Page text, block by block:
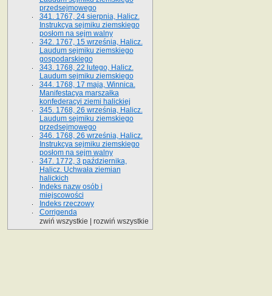
przedsejmowego
341. 1767, 24 sierpnia, Halicz.
Instrukcya sejmiku ziemskiego
posłom na sejm walny
342. 1767, 15 września, Halicz.
Laudum sejmiku ziemskiego
gospodarskiego
343. 1768, 22 lutego, Halicz.
Laudum sejmiku ziemskiego
344. 1768, 17 maja, Winnica.
Manifestacya marszałka
konfederacyi ziemi halickiej
345. 1768, 26 września, Halicz.
Laudum sejmiku ziemskiego
przedsejmowego
346. 1768, 26 września, Halicz.
Instrukcya sejmiku ziemskiego
posłom na sejm walny
347. 1772, 3 października,
Halicz. Uchwała ziemian
halickich
Indeks nazw osób i
miejscowości
Indeks rzeczowy
Corrigenda
zwiń wszystkie
rozwiń wszystkie